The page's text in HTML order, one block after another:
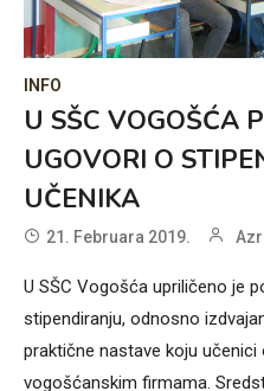
INFO
U SŠC VOGOŠĆA
UGOVORI O
UČENIKA
21. Februara 2019.
U SŠC Vogošća upriličeno je
stipendiranju, odnosno
praktične nastave koju učenici
vogošćanskim firmama.